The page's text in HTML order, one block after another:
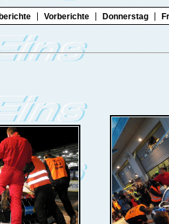
Vorberichte Donnerstag